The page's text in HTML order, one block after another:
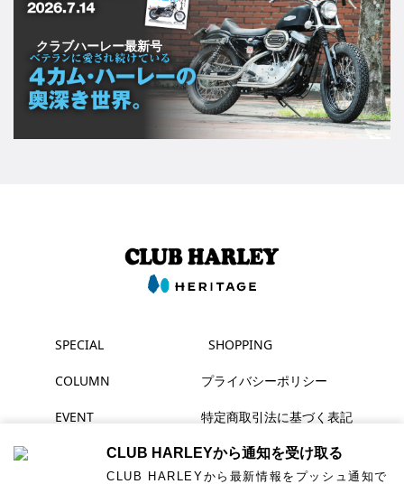
クラブハーレー最新号
SPECIAL
COLUMN
EVENT
MAGAZINE
SHOPPING
プライバシーポリシー
特定商取引法に基づく表記
CLUB HARLEYから通知を受け取る
CLUB HARLEYから最新情報をプッシュ通知で